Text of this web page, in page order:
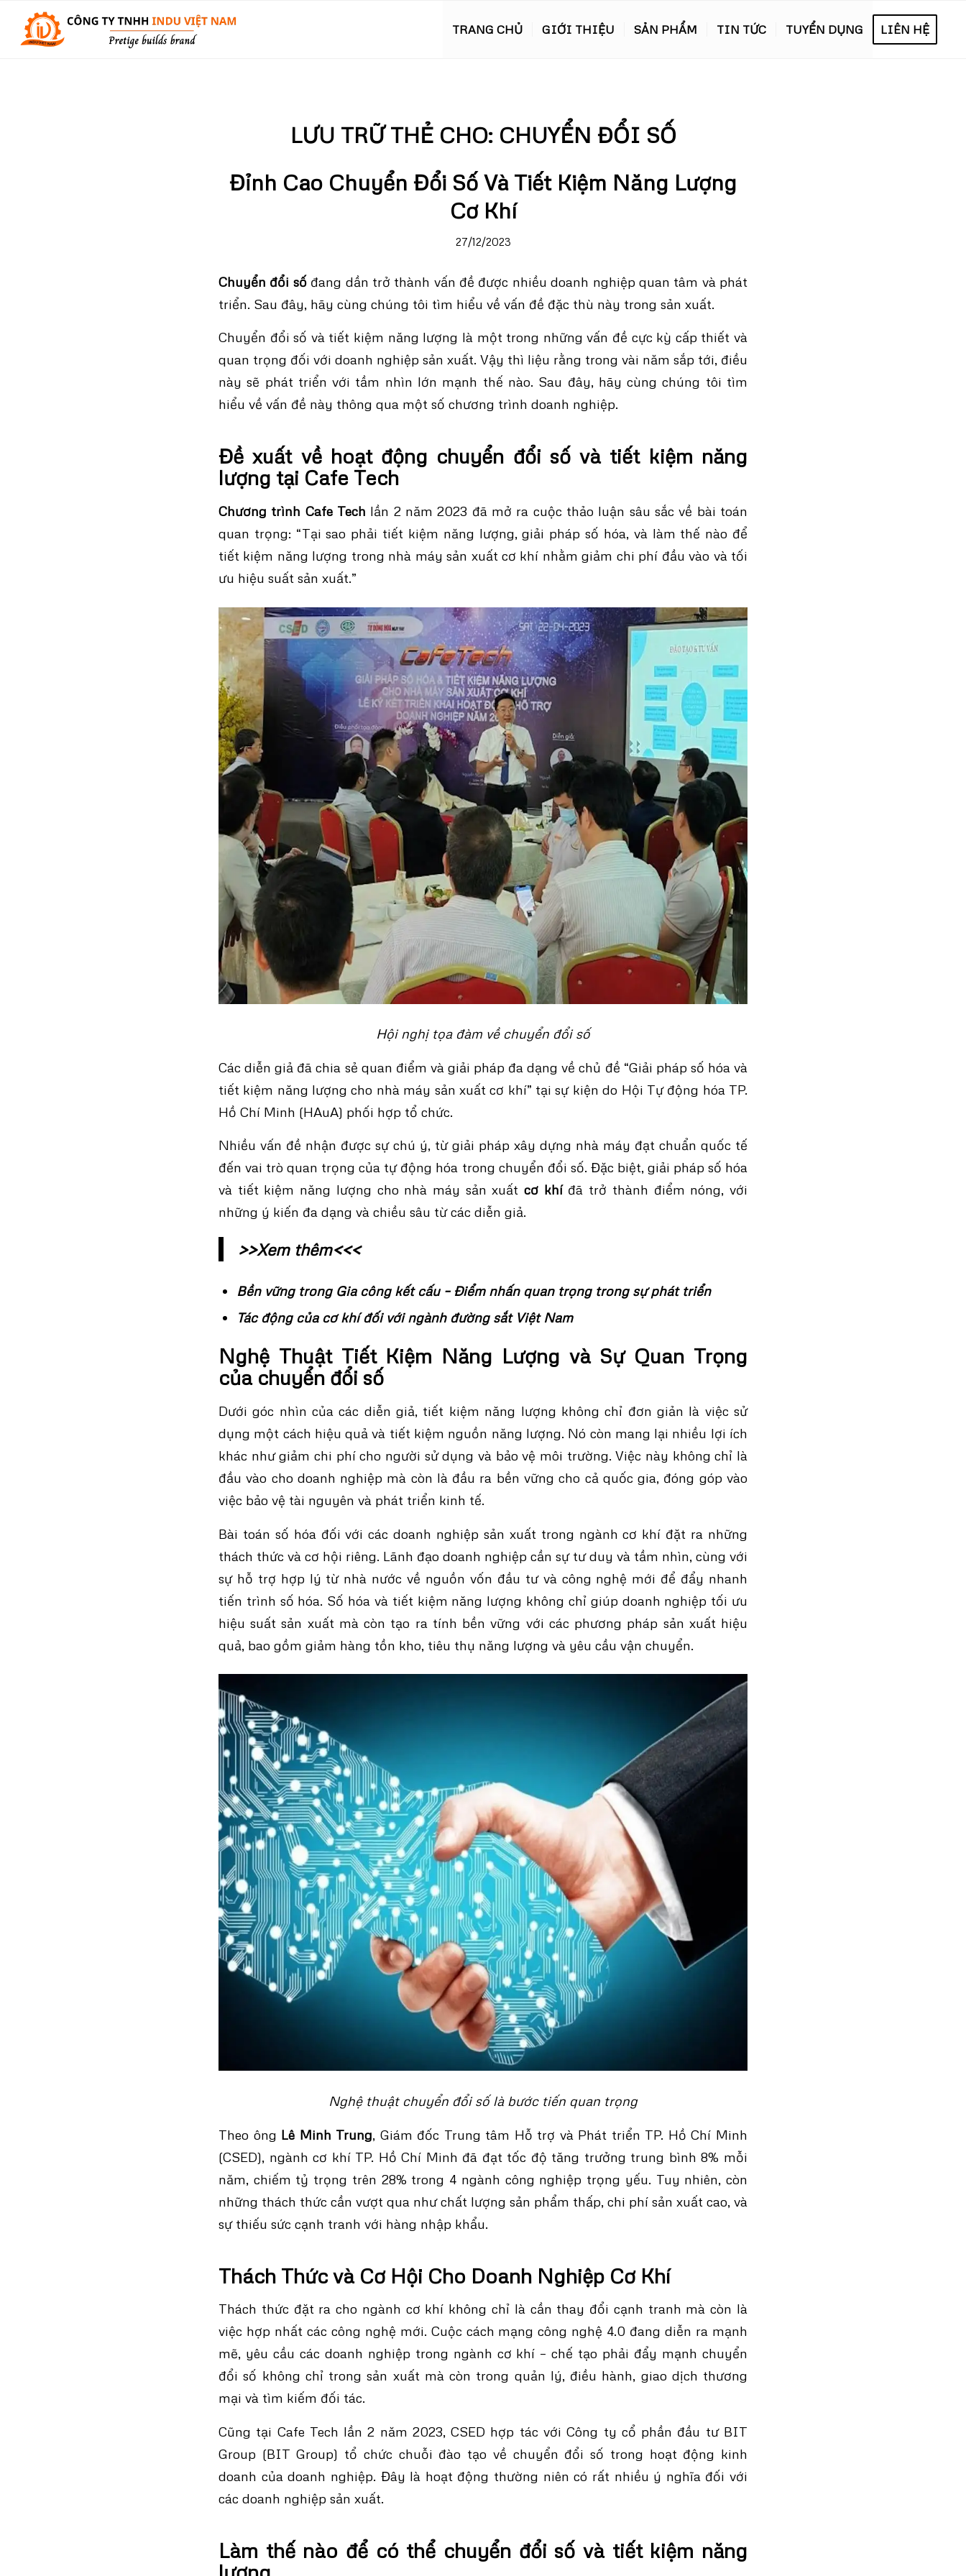
TRANG CHỦ GIỚI THIỆU SẢN PHẨM TIN TỨC TUYỂN DỤNG LIÊN HỆ
LƯU TRỮ THẺ CHO: CHUYỂN ĐỔI SỐ
Đỉnh Cao Chuyển Đổi Số Và Tiết Kiệm Năng Lượng
Cơ Khí
27/12/2023
Chuyển đổi sốđang dần trở thành vấn đề được nhiều doanh nghiệp quan tâm và phát
triển. Sau đây, hãy cùng chúng tôi tìm hiểu về vấn đề đặc thù này trong sản xuất.
Chuyển đổi số và tiết kiệm năng lượng là một trong những vấn đề cực kỳ cấp thiết và
quan trọng đối với doanh nghiệp sản xuất. Vậy thì liệu rằng trong vài năm sắp tới, điều
này sẽ phát triển với tầm nhìn lớn mạnh thế nào. Sau đây, hãy cùng chúng tôi tìm
hiểu về vấn đề này thông qua một số chương trình doanh nghiệp.
Đề xuất về hoạt động chuyển đổi số và tiết kiệm năng
lượng tại Cafe Tech
Chương trình Cafe Tech lần 2 năm 2023 đã mở ra cuộc thảo luận sâu sắc về bài toán
quan trọng: “Tại sao phải tiết kiệm năng lượng, giải pháp số hóa, và làm thế nào để
tiết kiệm năng lượng trong nhà máy sản xuất cơ khí nhằm giảm chi phí đầu vào và tối
ưu hiệu suất sản xuất.”
Hội nghị tọa đàm về chuyển đổi số
Các diễn giả đã chia sẻ quan điểm và giải pháp đa dạng về chủ đề “Giải pháp số hóa và
tiết kiệm năng lượng cho nhà máy sản xuất cơ khí” tại sự kiện do Hội Tự động hóa TP.
Hồ Chí Minh (HAuA) phối hợp tổ chức.
Nhiều vấn đề nhận được sự chú ý, từ giải pháp xây dựng nhà máy đạt chuẩn quốc tế
đến vai trò quan trọng của tự động hóa trong chuyển đổi số. Đặc biệt, giải pháp số hóa
và tiết kiệm năng lượng cho nhà máy sản xuấtcơ khíđã trở thành điểm nóng, với
những ý kiến đa dạng và chiều sâu từ các diễn giả.
>>Xem thêm<<<
Bền vững trong Gia công kết cấu – Điểm nhấn quan trọng trong sự phát triển
Tác động của cơ khí đối với ngành đường sắt Việt Nam
Nghệ Thuật Tiết Kiệm Năng Lượng và Sự Quan Trọng
của chuyển đổi số
Dưới góc nhìn của các diễn giả, tiết kiệm năng lượng không chỉ đơn giản là việc sử
dụng một cách hiệu quả và tiết kiệm nguồn năng lượng. Nó còn mang lại nhiều lợi ích
khác như giảm chi phí cho người sử dụng và bảo vệ môi trường. Việc này không chỉ là
đầu vào cho doanh nghiệp mà còn là đầu ra bền vững cho cả quốc gia, đóng góp vào
việc bảo vệ tài nguyên và phát triển kinh tế.
Bài toán số hóa đối với các doanh nghiệp sản xuất trong ngành cơ khí đặt ra những
thách thức và cơ hội riêng. Lãnh đạo doanh nghiệp cần sự tư duy và tầm nhìn, cùng với
sự hỗ trợ hợp lý từ nhà nước về nguồn vốn đầu tư và công nghệ mới để đẩy nhanh
tiến trình số hóa. Số hóa và tiết kiệm năng lượng không chỉ giúp doanh nghiệp tối ưu
hiệu suất sản xuất mà còn tạo ra tính bền vững với các phương pháp sản xuất hiệu
quả, bao gồm giảm hàng tồn kho, tiêu thụ năng lượng và yêu cầu vận chuyển.
Nghệ thuật chuyển đổi số là bước tiến quan trọng
Theo ông Lê Minh Trung , Giám đốc Trung tâm Hỗ trợ và Phát triển TP. Hồ Chí Minh
(CSED), ngành cơ khí TP. Hồ Chí Minh đã đạt tốc độ tăng trưởng trung bình 8% mỗi
năm, chiếm tỷ trọng trên 28% trong 4 ngành công nghiệp trọng yếu. Tuy nhiên, còn
những thách thức cần vượt qua như chất lượng sản phẩm thấp, chi phí sản xuất cao, và
sự thiếu sức cạnh tranh với hàng nhập khẩu.
Thách Thức và Cơ Hội Cho Doanh Nghiệp Cơ Khí
Thách thức đặt ra cho ngành cơ khí không chỉ là cần thay đổi cạnh tranh mà còn là
việc hợp nhất các công nghệ mới. Cuộc cách mạng công nghệ 4.0 đang diễn ra mạnh
mẽ, yêu cầu các doanh nghiệp trong ngành cơ khí – chế tạo phải đẩy mạnh chuyển
đổi số không chỉ trong sản xuất mà còn trong quản lý, điều hành, giao dịch thương
mại và tìm kiếm đối tác.
Cũng tại Cafe Tech lần 2 năm 2023, CSED hợp tác với Công ty cổ phần đầu tư BIT
Group (BIT Group) tổ chức chuỗi đào tạo về chuyển đổi số trong hoạt động kinh
doanh của doanh nghiệp. Đây là hoạt động thường niên có rất nhiều ý nghĩa đối với
các doanh nghiệp sản xuất.
Làm thế nào để có thể chuyển đổi số và tiết kiệm năng